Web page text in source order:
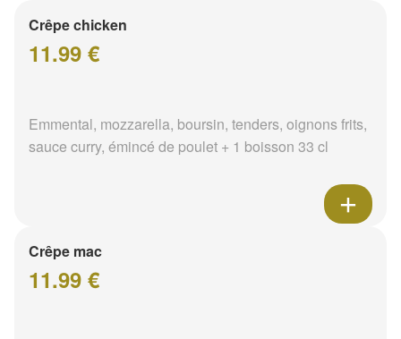
Crêpe chicken
11.99 €
Emmental, mozzarella, boursin, tenders, oignons frits,
sauce curry, émincé de poulet + 1 boisson 33 cl
Crêpe mac
11.99 €